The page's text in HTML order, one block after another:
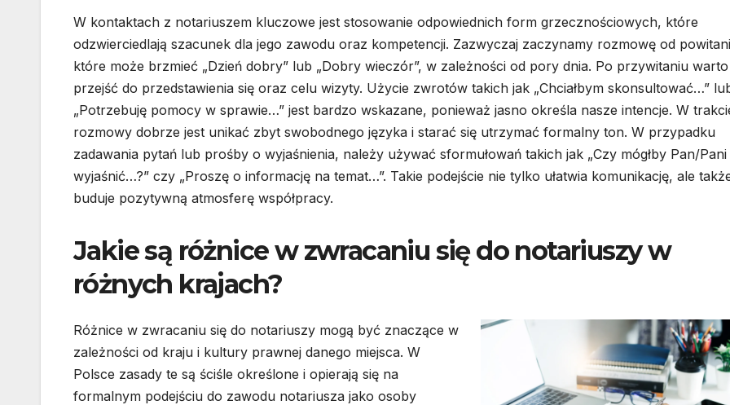
W kontaktach z notariuszem kluczowe jest stosowanie odpowiednich form grzecznościowych, które
odzwierciedlają szacunek dla jego zawodu oraz kompetencji. Zazwyczaj zaczynamy rozmowę od
które może brzmieć „Dzień dobry” lub „Dobry wieczór”, w zależności od pory dnia. Po przywitaniu warto
przejść do przedstawienia się oraz celu wizyty. Użycie zwrotów takich jak „Chciałbym skonsultować…”
„Potrzebuję pomocy w sprawie…” jest bardzo wskazane, ponieważ jasno określa nasze intencje. W
rozmowy dobrze jest unikać zbyt swobodnego języka i starać się utrzymać formalny ton. W przypadku
zadawania pytań lub prośby o wyjaśnienia, należy używać sformułowań takich jak „Czy mógłby Pan/Pani
wyjaśnić…?” czy „Proszę o informację na temat…”. Takie podejście nie tylko ułatwia komunikację, ale
buduje pozytywną atmosferę współpracy.
Jakie są różnice w zwracaniu się do notariuszy w
różnych krajach?
Różnice w zwracaniu się do notariuszy mogą być znaczące w
zależności od kraju i kultury prawnej danego miejsca. W
Polsce zasady te są ściśle określone i opierają się na
formalnym podejściu do zawodu notariusza jako osoby